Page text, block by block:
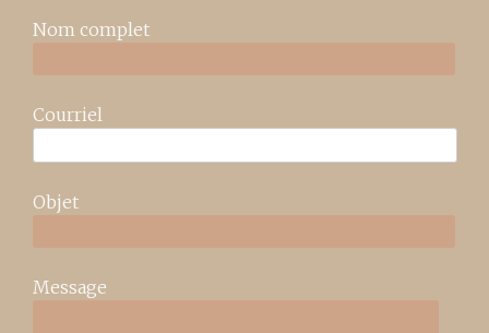
Nom complet
Courriel
Objet
Message